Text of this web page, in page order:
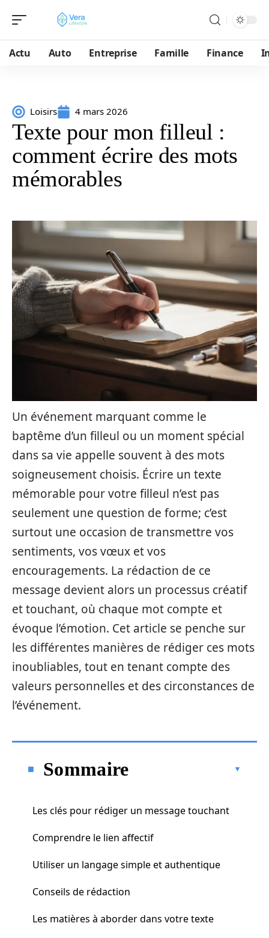
Actu Auto Entreprise Famille Finance
Loisirs 4 mars 2026
Texte pour mon filleul :
comment écrire des mots
mémorables
Un événement marquant comme le
baptême d’un filleul ou un moment spécial
dans sa vie appelle souvent à des mots
soigneusement choisis. Écrire un texte
mémorable pour votre filleul n’est pas
seulement une question de forme; c’est
surtout une occasion de transmettre vos
sentiments, vos vœux et vos
encouragements. La rédaction de ce
message devient alors un processus créatif
et touchant, où chaque mot compte et
évoque l’émotion. Cet article se penche sur
les différentes manières de rédiger ces mots
inoubliables, tout en tenant compte des
valeurs personnelles et des circonstances de
l’événement.
Sommaire
Les clés pour rédiger un message touchant
Comprendre le lien affectif
Utiliser un langage simple et authentique
Conseils de rédaction
Les matières à aborder dans votre texte